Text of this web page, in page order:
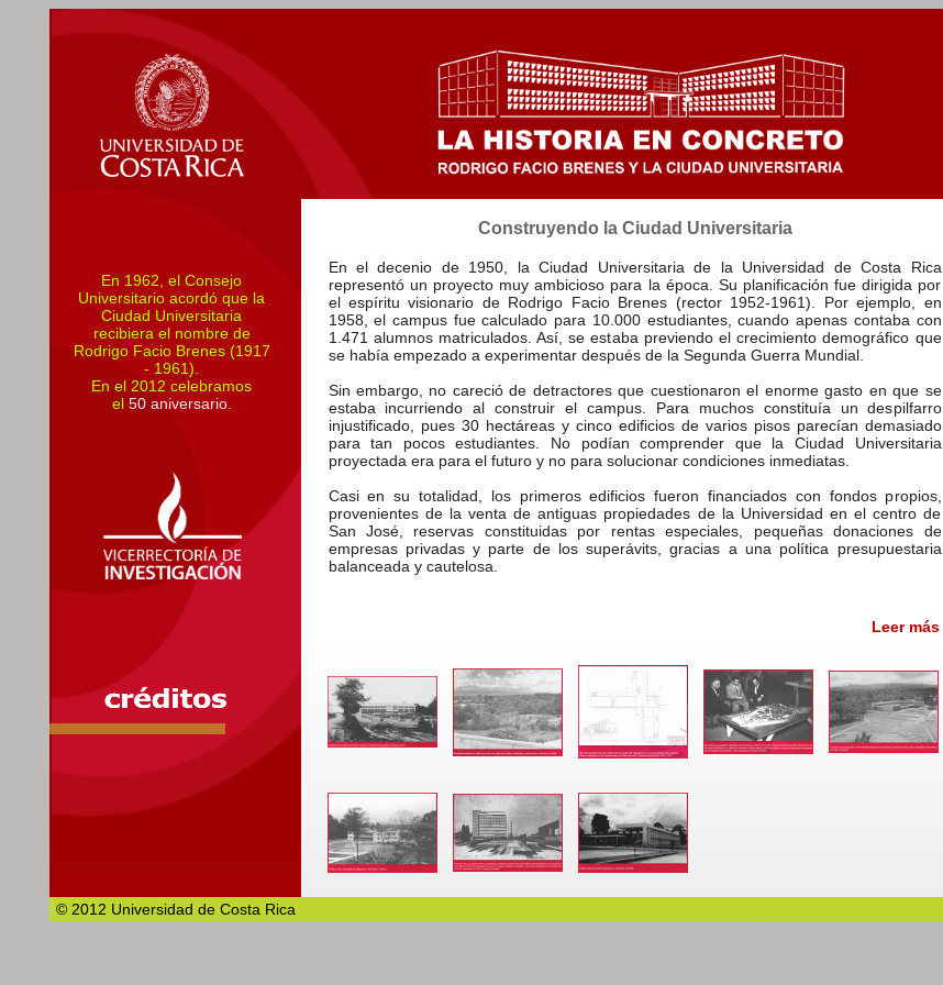
En el decenio de 1950, la Ciudad Universitaria de la Universidad de Costa Rica
representó un proyecto muy ambicioso para la época. Su planificación fue dirigida por
el espíritu visionario de Rodrigo Facio Brenes (rector 1952-1961). Por ejemplo, en
1958, el campus fue calculado para 10.000 estudiantes, cuando apenas contaba con
1.471 alumnos matriculados. Así, se estaba previendo el crecimiento demográfico que
se había empezado a experimentar después de la Segunda Guerra Mundial.
Sin embargo, no careció de detractores que cuestionaron el enorme gasto en que se
estaba incurriendo al construir el campus. Para muchos constituía un despilfarro
injustificado, pues 30 hectáreas y cinco edificios de varios pisos parecían demasiado
para tan pocos estudiantes. No podían comprender que la Ciudad Universitaria
proyectada era para el futuro y no para solucionar condiciones inmediatas.
Casi en su totalidad, los primeros edificios fueron financiados con fondos propios,
provenientes de la venta de antiguas propiedades de la Universidad en el centro de
San José, reservas constituidas por rentas especiales, pequeñas donaciones de
empresas privadas y parte de los superávits, gracias a una política presupuestaria
balanceada y cautelosa.
© 2012 Universidad de Costa Rica
Construyendo la Ciudad Universitaria
En 1962, el Consejo
Universitario acordó que la
Ciudad Universitaria
recibiera el nombre de
Rodrigo Facio Brenes (1917
- 1961).
En el 2012 celebramos
el 50 aniversario.
Leer más